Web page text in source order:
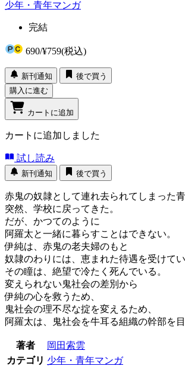
少年・青年マンガ
完結
690/¥759(税込)
新刊通知
後で買う
購入に進む
カートに追加
カートに追加しました
試し読み
新刊通知 後で買う
赤鬼の奴隷として連れ去られてしまった
突然、学校に戻ってきた。
だが、かつてのように
阿羅太と一緒に暮らすことはできない。
伊純は、赤鬼の老夫婦のもと
奴隷のわりには、恵まれた待遇を受けてい
その瞳は、絶望で冷たく死んでいる。
変えられない鬼社会の差別から
伊純の心を救うため、
鬼社会の理不尽な掟を変えるため、
阿羅太は、鬼社会を牛耳る組織の幹部を
著者
岡田索雲
カテゴリ 少年・青年マンガ